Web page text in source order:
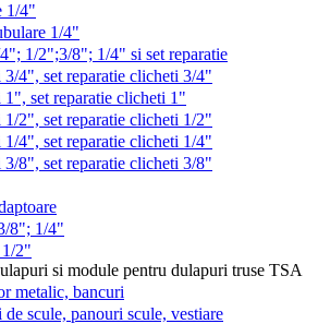
1/4"
1/4"
1/2";3/8"; 1/4" si set reparatie
4", set reparatie clicheti 3/4"
set reparatie clicheti 1"
2", set reparatie clicheti 1/2"
4", set reparatie clicheti 1/4"
8", set reparatie clicheti 3/8"
8"; 1/4"
2"
si module pentru dulapuri truse TSA
metalic, bancuri
de scule, panouri scule, vestiare